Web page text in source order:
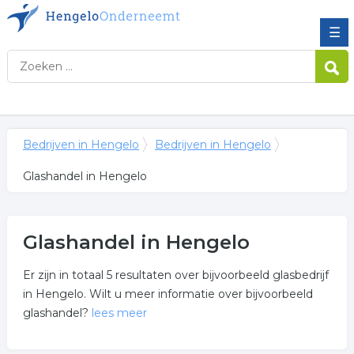
☰
Bedrijven in Hengelo Bedrijven in Hengelo
Glashandel in Hengelo
Glashandel in Hengelo
Er zijn in totaal 5 resultaten over bijvoorbeeld glasbedrijf
in Hengelo. Wilt u meer informatie over bijvoorbeeld
glashandel? lees meer